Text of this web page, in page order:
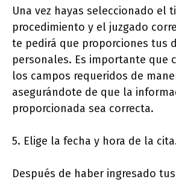
Una vez hayas seleccionado el
procedimiento y el juzgado
te pedirá que proporciones tus
personales. Es importante que
los campos requeridos de
asegurándote de que la
proporcionada sea correcta.
5. Elige la fecha y hora de la
Después de haber ingresado